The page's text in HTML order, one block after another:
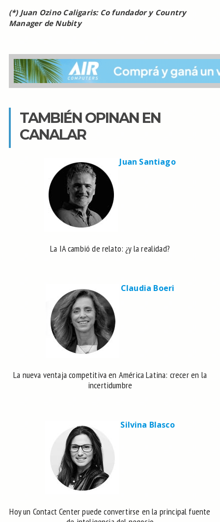
(*) Juan Ozino Caligaris: Co fundador y Country
Manager de Nubity
TAMBIÉN OPINAN EN
CANALAR
Juan Santiago
La IA cambió de relato: ¿y la realidad?
Claudia Boeri
La nueva ventaja competitiva en América Latina: crecer en la
incertidumbre
Silvina Blasco
Hoy un Contact Center puede convertirse en la principal fuente